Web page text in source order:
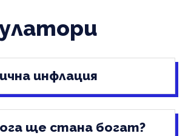
инфлация
ще стана богат?